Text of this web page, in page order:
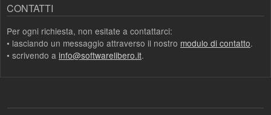
CONTATTI
Per ogni richiesta, non esitate a contattarci:
• lasciando un messaggio attraverso il nostro modulo di contatto.
• scrivendo a info@softwarelibero.it.